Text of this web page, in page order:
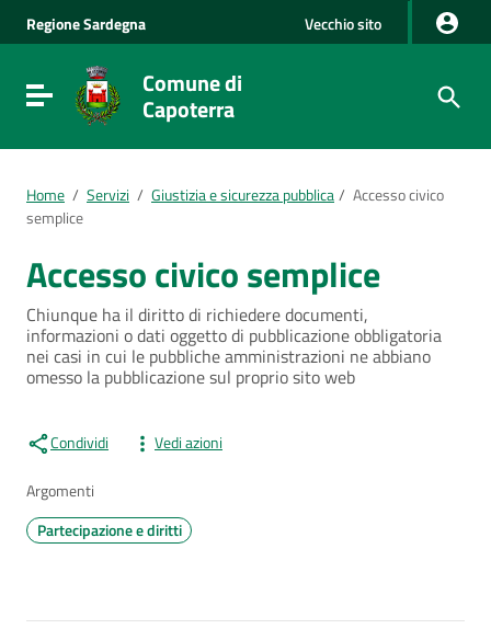
Vai alla navigazione del sito
Vai al Footer
RegioneSardegna Vecchio sito
Visualizza/nascondi menu di navigazione
Comune di
Capoterra
Home / Servizi / Giustizia e sicurezza pubblica/ Accesso civico
semplice
Accesso civico semplice
Chiunque ha il diritto di richiedere documenti,
informazioni o dati oggetto di pubblicazione obbligatoria
nei casi in cui le pubbliche amministrazioni ne abbiano
omesso la pubblicazione sul proprio sito web
Condividi Vedi azioni
Argomenti
Partecipazione e diritti